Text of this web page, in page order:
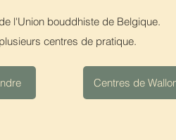
l'Union bouddhiste de Belgique.
centres de pratique.
Centres de